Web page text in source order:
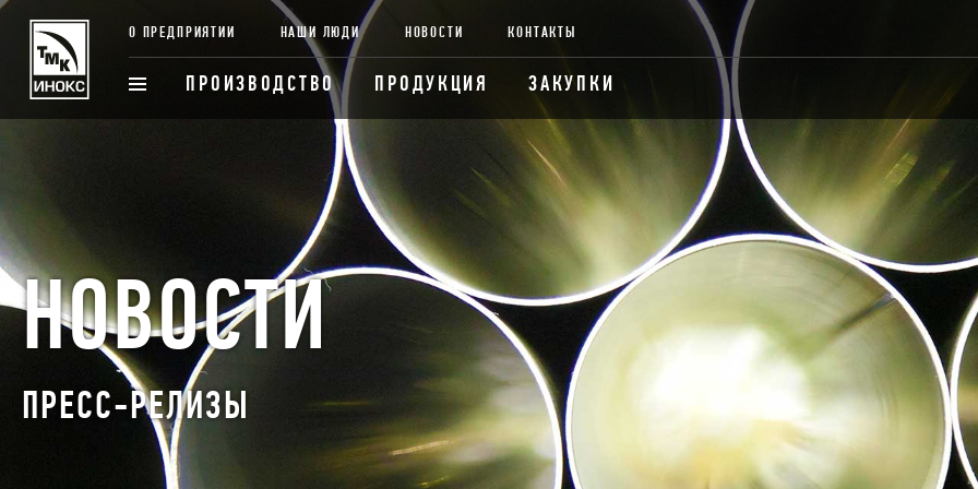
О ПРЕДПРИЯТИИ НАШИ ЛЮДИ НОВОСТИ КОНТАКТЫ
ПРОИЗВОДСТВО ПРОДУКЦИЯ ЗАКУПКИ
НОВОСТИ
ПРЕСС-РЕЛИЗЫ